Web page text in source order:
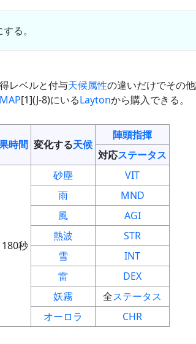
る。
レベルと付与天候属性の違いだけでその
MAP[1](J-8)にいるLaytonから購入できる。
時間 変化する天候
陣頭指揮
対応ステータス
180秒
砂塵
VIT
雨
MND
風
AGI
熱波
STR
雪
INT
雷
DEX
妖霧 全ステータス
オーロラ CHR